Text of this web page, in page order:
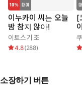
이누카이 씨는 오늘
밤 참지 않아!
이토스기 조
4.8(288)
[
소장하기 버튼